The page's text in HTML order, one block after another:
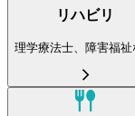
リハビリ
理学療法士、障害福祉